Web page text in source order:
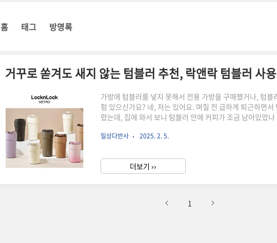
홈 태그 방명록
거꾸로 쏟겨도 새지 않는 텀블러 추천, 락앤락 텀블러 사
가방에 텀블러를 넣지 못해서 전용 가방을 구매했거나, 텀블
험 있으신가요? 네, 저는 있어요. 며칠 전 급하게 퇴근하면
렸는데, 집에 와서 보니 텀블러 안에 커피가 조금 남아있었
리저리 보다가 딱 원하는 상품이 있어서 바로 주문했고, 다음
사실 텀블러 하면 요즘 스탠리 텀블러가 대세잖아요~ 저도
편이 작년 여름에 아이스커피 마신다며 텀블러에 얼음 넣어
일상다반사 2025. 2. 5.
더보기 ››
1